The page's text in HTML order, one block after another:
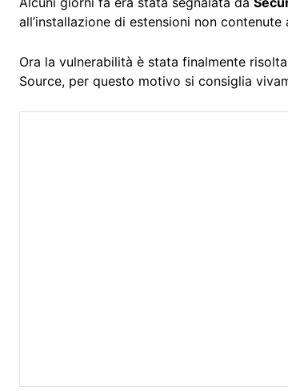
all’installazione di estensioni non
Ora la vulnerabilità è stata finalmente
Source, per questo motivo si consiglia